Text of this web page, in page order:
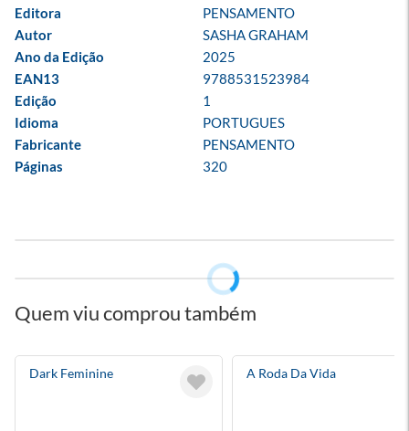
Editora
PENSAMENTO
Autor
SASHA GRAHAM
Ano da Edição
2025
EAN13
9788531523984
Edição
1
Idioma
PORTUGUES
Fabricante
PENSAMENTO
Páginas
320
Quem viu comprou também
Dark Feminine A Roda Da Vida